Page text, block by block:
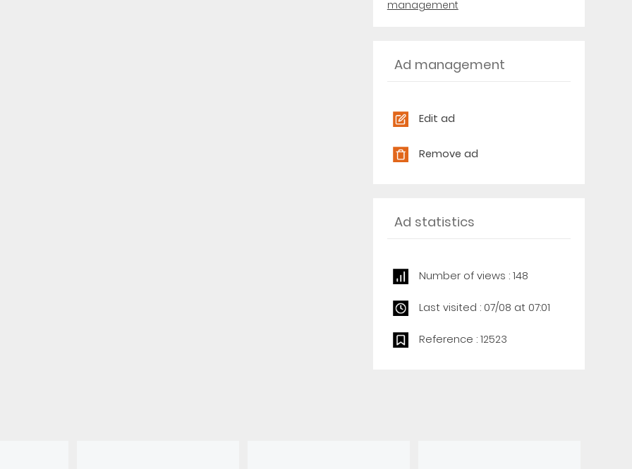
management
Ad management
Edit ad
Remove ad
Ad statistics
Number of views : 148
Last visited : 07/08 at 07:01
Reference : 12523